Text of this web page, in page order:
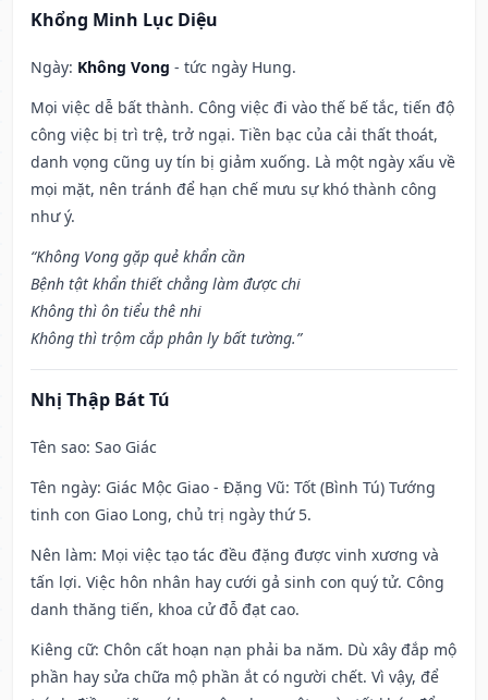
Khổng Minh Lục Diệu
Ngày: Không Vong - tức ngày Hung.
Mọi việc dễ bất thành. Công việc đi vào thế bế tắc, tiến độ
công việc bị trì trệ, trở ngại. Tiền bạc của cải thất thoát,
danh vọng cũng uy tín bị giảm xuống. Là một ngày xấu về
mọi mặt, nên tránh để hạn chế mưu sự khó thành công
như ý.
“Không Vong gặp quẻ khẩn cần
Bệnh tật khẩn thiết chẳng làm được chi
Không thì ôn tiểu thê nhi
Không thì trộm cắp phân ly bất tường.”
Nhị Thập Bát Tú
Tên sao: Sao Giác
Tên ngày: Giác Mộc Giao - Đặng Vũ: Tốt (Bình Tú) Tướng
tinh con Giao Long, chủ trị ngày thứ 5.
Nên làm: Mọi việc tạo tác đều đặng được vinh xương và
tấn lợi. Việc hôn nhân hay cưới gả sinh con quý tử. Công
danh thăng tiến, khoa cử đỗ đạt cao.
Kiêng cữ: Chôn cất hoạn nạn phải ba năm. Dù xây đắp mộ
phần hay sửa chữa mộ phần ắt có người chết. Vì vậy, để